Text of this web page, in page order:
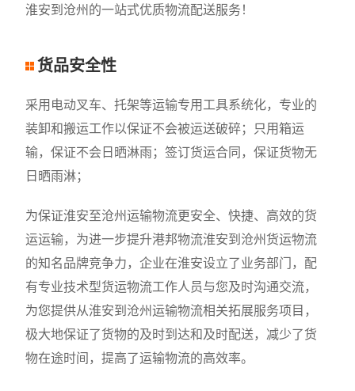
淮安到沧州的一站式优质物流配送服务！
货品安全性
采用电动叉车、托架等运输专用工具系统化，专业的
装卸和搬运工作以保证不会被运送破碎；只用箱运
输，保证不会日晒淋雨；签订货运合同，保证货物无
日晒雨淋；
为保证淮安至沧州运输物流更安全、快捷、高效的货
运运输，为进一步提升港邦物流淮安到沧州货运物流
的知名品牌竞争力，企业在淮安设立了业务部门，配
有专业技术型货运物流工作人员与您及时沟通交流，
为您提供从淮安到沧州运输物流相关拓展服务项目，
极大地保证了货物的及时到达和及时配送，减少了货
物在途时间，提高了运输物流的高效率。